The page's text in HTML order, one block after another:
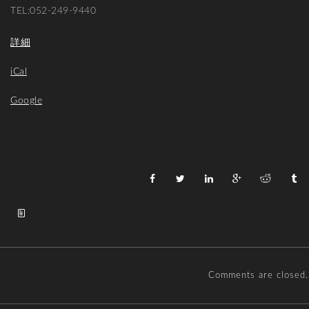
TEL:052-249-9440
詳細
iCal
Google
Comments are closed.